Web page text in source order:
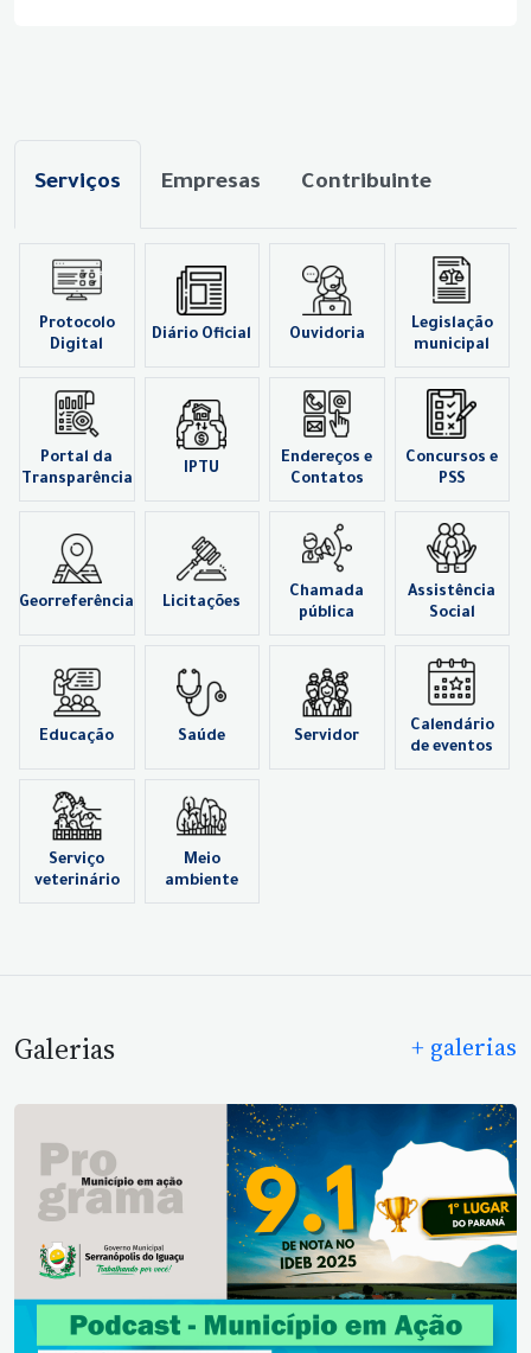
Serviços Empresas Contribuinte
Protocolo
Digital
Diário Oficial Ouvidoria
Legislação
municipal
Portal da
Transparência
IPTU
Endereços e
Contatos
Concursos e
PSS
Georreferência Licitações
Chamada
pública
Assistência
Social
Educação Saúde Servidor
Calendário
de eventos
Serviço
veterinário
Meio
ambiente
Galerias + galerias